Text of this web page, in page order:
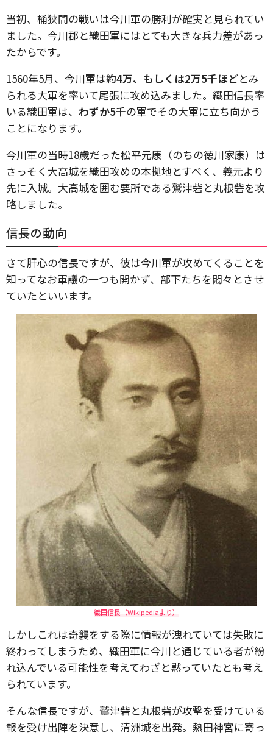
当初、桶狭間の戦いは今川軍の勝利が確実と見られてい
ました。今川郡と織田軍にはとても大きな兵力差があっ
たからです。
1560年5月、今川軍は約4万、もしくは2万5千ほどとみ
られる大軍を率いて尾張に攻め込みました。織田信長率
いる織田軍は、 わずか5千の軍でその大軍に立ち向かう
ことになります。
今川軍の当時18歳だった松平元康（のちの徳川家康）は
さっそく大高城を織田攻めの本拠地とすべく、義元より
先に入城。大高城を囲む要所である鷲津砦と丸根砦を攻
略しました。
信長の動向
さて肝心の信長ですが、彼は今川軍が攻めてくることを
知ってなお軍議の一つも開かず、部下たちを悶々とさせ
ていたといいます。
織田信長（Wikipediaより）
しかしこれは奇襲をする際に情報が洩れていては失敗に
終わってしまうため、織田軍に今川と通じている者が紛
れ込んでいる可能性を考えてわざと黙っていたとも考え
られています。
そんな信長ですが、鷲津砦と丸根砦が攻撃を受けている
報を受け出陣を決意し、清洲城を出発。熱田神宮に寄っ